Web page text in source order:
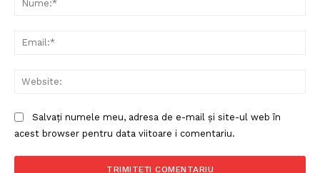
Salvați numele meu, adresa de e-mail și site-ul web în
acest browser pentru data viitoare i comentariu.